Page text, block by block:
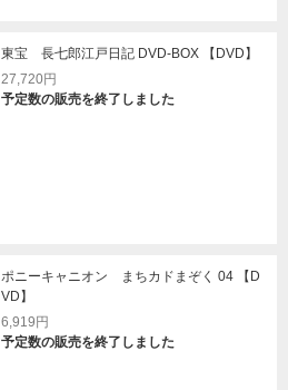
東宝 長七郎江戸日記 DVD-BOX 【DVD】
27,720円
予定数の販売を終了しました
ポニーキャニオン まちカドまぞく 04 【D
VD】
6,919円
予定数の販売を終了しました